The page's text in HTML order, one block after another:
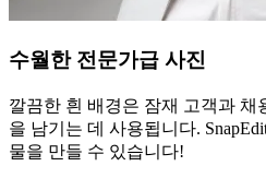
수월한 전문가급 사진
깔끔한 흰 배경은 잠재 고객과
을 남기는 데 사용됩니다.
물을 만들 수 있습니다!